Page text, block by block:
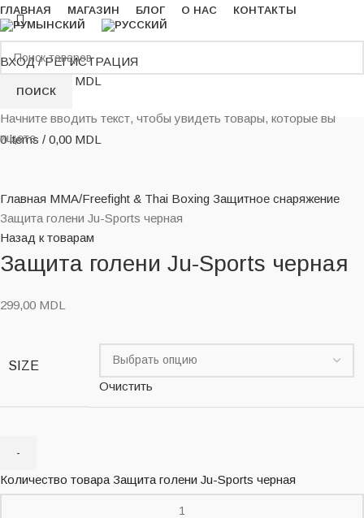
ГЛАВНАЯ МАГАЗИН БЛОГ О НАС КОНТАКТЫ
ВХОД / РЕГИСТРАЦИЯ
MDL
0items / 0,00 MDL
Главная MMA/Freefight & Thai Boxing Защитное снаряжение
Защита голени Ju-Sports черная
Назад к товарам
Защита голени Ju-Sports черная
299,00 MDL
SIZE
Очистить
Количество товара Защита голени Ju-Sports черная
ПОИСК
Начните вводить текст, чтобы увидеть товары, которые вы
ищете.